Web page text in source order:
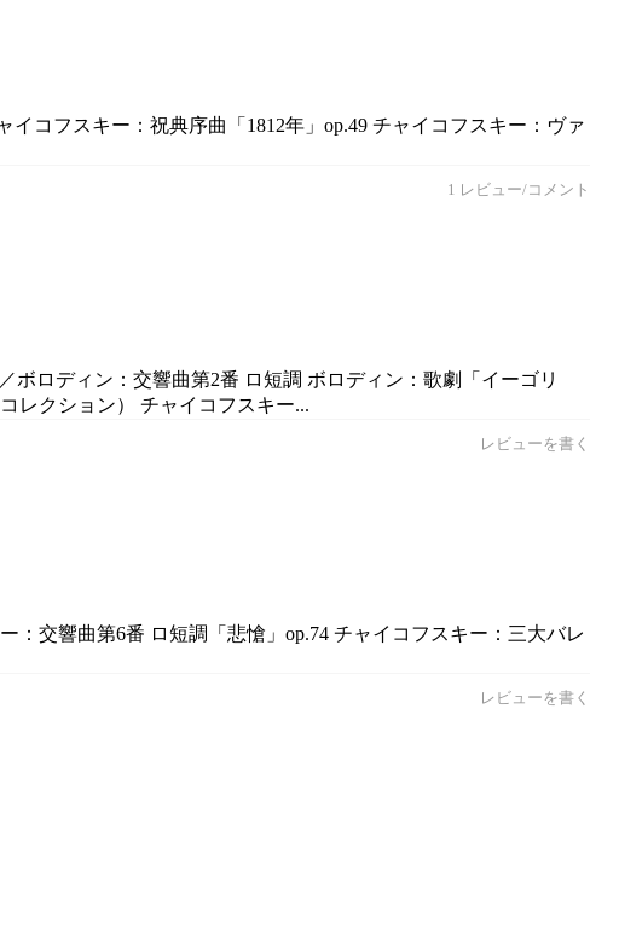
コフスキー：祝典序曲「1812年」op.49 チャイコフスキー：ヴァ
1 レビュー/コメント
ロディン：交響曲第2番 ロ短調 ボロディン：歌劇「イーゴリ
レクション） チャイコフスキー...
レビューを書く
交響曲第6番 ロ短調「悲愴」op.74 チャイコフスキー：三大バレ
レビューを書く